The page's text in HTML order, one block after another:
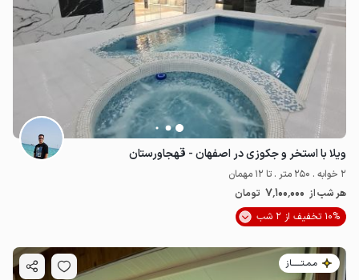
ویلا با استخر و جکوزی در اصفهان - قهجاورستان
2 خوابه . 250 متر . تا 12 مهمان
هر شب از 7٬100٬000 تومان
10% تخفیف از 2 شب
مـمـتــــــاز